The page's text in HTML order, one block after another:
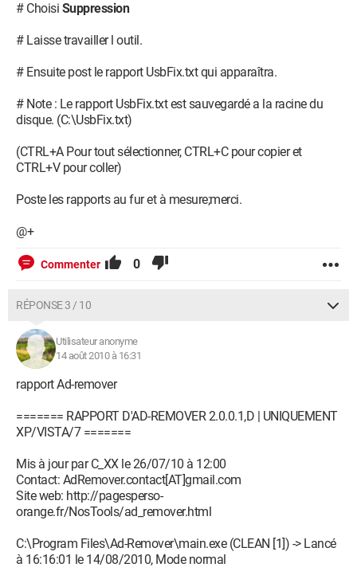
# Choisi Suppression
# Laisse travailler l outil.
# Ensuite post le rapport UsbFix.txt qui apparaîtra.
# Note : Le rapport UsbFix.txt est sauvegardé a la racine du
disque. (C:\UsbFix.txt)
(CTRL+A Pour tout sélectionner, CTRL+C pour copier et
CTRL+V pour coller)
Poste les rapports au fur et à mesure;merci.
@+
Commenter 0
RÉPONSE 3 / 10
Utilisateur anonyme
14 août 2010 à 16:31
rapport Ad-remover
======= RAPPORT D'AD-REMOVER 2.0.0.1,D | UNIQUEMENT
XP/VISTA/7 =======
Mis à jour par C_XX le 26/07/10 à 12:00
Contact: AdRemover.contact[AT]gmail.com
Site web: http://pagesperso-
orange.fr/NosTools/ad_remover.html
C:\Program Files\Ad-Remover\main.exe (CLEAN [1]) -> Lancé
à 16:16:01 le 14/08/2010, Mode normal